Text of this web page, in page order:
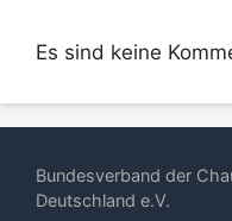
Es sind keine
Bundesverband der
Deutschland e.V.